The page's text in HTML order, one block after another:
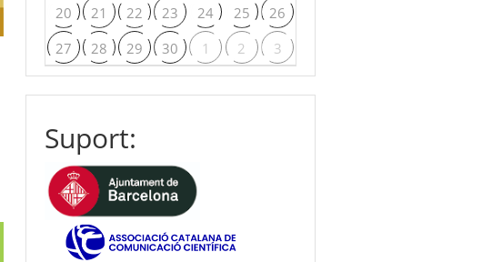
20
21 22 23 24 25
26
27
28 29 30 1 2 3
Suport: